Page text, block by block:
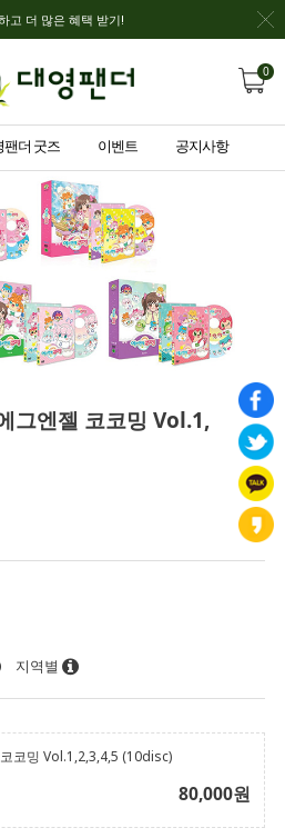
고 더 많은 혜택 받기!
0
팬더 굿즈 이벤트 공지사항
그엔젤 코코밍 Vol.1,
지역별
코밍 Vol.1,2,3,4,5 (10disc)
80,000원